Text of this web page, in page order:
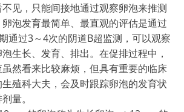
见，只能间接地通过观察卵泡来推测
泡发育最简单、最直观的评估是通过
通过3～4次的阴道B超监测，可以观察
生长、发育、排出。在促排过程中，
然看来比较麻烦，但具有重要的临床
殖科大夫，会及时跟踪卵泡的发育状
量。